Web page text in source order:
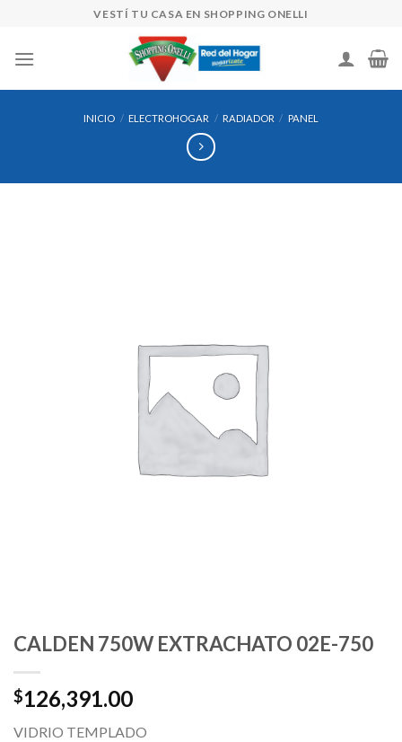
content
VESTÍ TU CASA EN SHOPPING ONELLI
INICIO / ELECTROHOGAR / RADIADOR / PANEL
CALDEN 750W EXTRACHATO 02E-750
$126,391.00
VIDRIO TEMPLADO